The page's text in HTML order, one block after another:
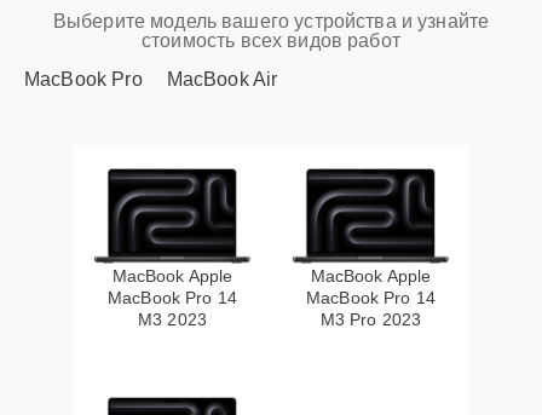
Выберите модель вашего устройства и узнайте
стоимость всех видов работ
MacBook Pro
MacBook Air
MacBook Apple
MacBook Pro 14
M3 2023
MacBook Apple
MacBook Pro 14
M3 Pro 2023